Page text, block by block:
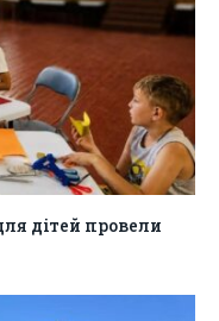
дітей провели